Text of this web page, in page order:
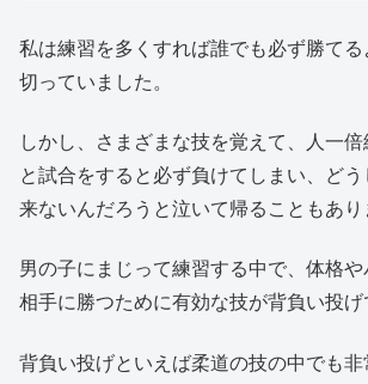
私は練習を多くすれば誰でも必ず勝て
切っていました。
しかし、さまざまな技を覚えて、人一
と試合をすると必ず負けてしまい、ど
来ないんだろうと泣いて帰ることもあり
男の子にまじって練習する中で、体格
相手に勝つために有効な技が背負い投げ
背負い投げといえば柔道の技の中でも